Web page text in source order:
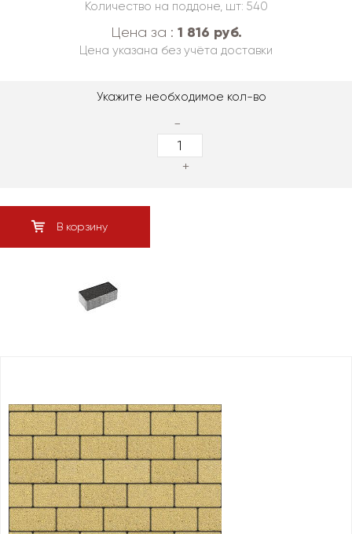
Количество на поддоне, шт: 540
Цена за : 1 816 руб.
Цена указана без учёта доставки
Укажите необходимое кол-во
-
+
В корзину